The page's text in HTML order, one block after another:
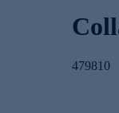
479810